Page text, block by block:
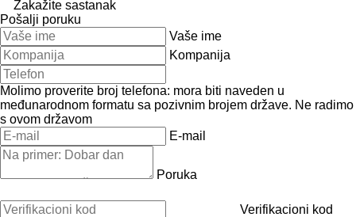
Zakažite sastanak
Pošalji poruku
Vaše ime
Kompanija
Molimo proverite broj telefona: mora biti naveden u
međunarodnom formatu sa pozivnim brojem države. Ne radimo
s ovom državom
E-mail
Poruka
Verifikacioni kod